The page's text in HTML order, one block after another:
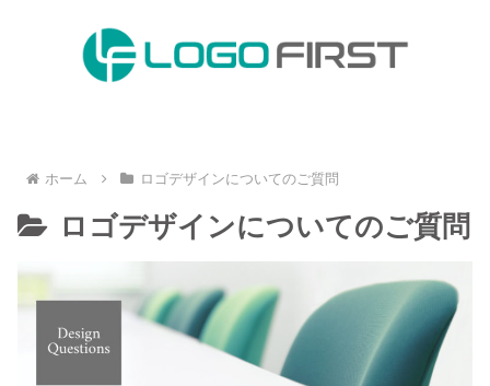
ホーム ロゴデザインについてのご質問
ロゴデザインについてのご質問